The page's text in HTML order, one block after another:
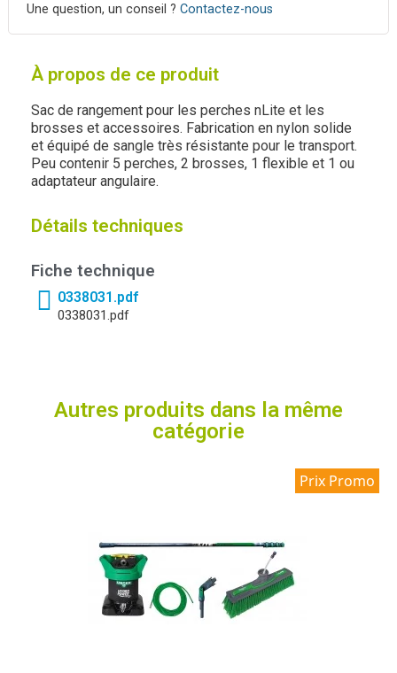
Une question, un conseil ? Contactez-nous
À propos de ce produit
Sac de rangement pour les perches nLite et les
brosses et accessoires. Fabrication en nylon solide
et équipé de sangle très résistante pour le transport.
Peu contenir 5 perches, 2 brosses, 1 flexible et 1 ou
adaptateur angulaire.
Détails techniques
Fiche technique
0338031.pdf
0338031.pdf
Autres produits dans la même
catégorie
Prix Promo